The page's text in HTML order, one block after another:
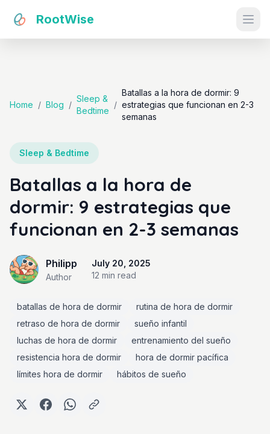
RootWise
Home / Blog /
Sleep &
Bedtime
/
Batallas a la hora de dormir: 9
estrategias que funcionan en 2-3
semanas
Sleep & Bedtime
Batallas a la hora de
dormir: 9 estrategias que
funcionan en 2-3 semanas
Philipp
Author
July 20, 2025
12 min read
batallas de hora de dormir
rutina de hora de dormir
retraso de hora de dormir
sueño infantil
luchas de hora de dormir
entrenamiento del sueño
resistencia hora de dormir
hora de dormir pacífica
límites hora de dormir
hábitos de sueño